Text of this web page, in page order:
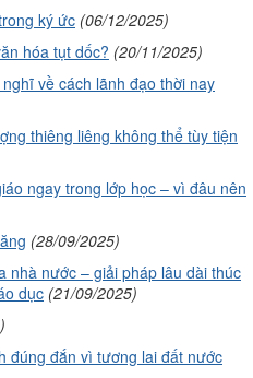
ký ức (06/12/2025)
hóa tụt dốc? (20/11/2025)
về cách lãnh đạo thời nay
thiêng liêng không thể tùy tiện
ngay trong lớp học – vì đâu nên
(28/09/2025)
nhà nước – giải pháp lâu dài thúc
dục (21/09/2025)
đúng đắn vì tương lai đất nước